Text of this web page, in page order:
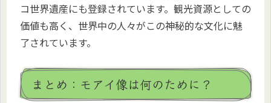
コ世界遺産にも登録されています。観光資源としての
価値も高く、世界中の人々がこの神秘的な文化に魅
了されています。
まとめ：モアイ像は何のために？